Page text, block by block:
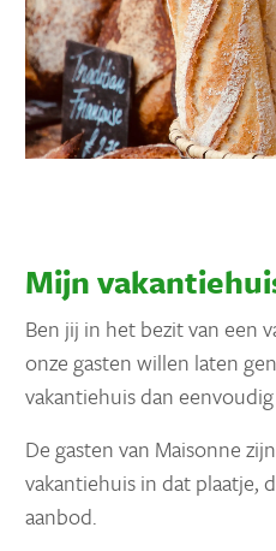
Mijn
Ben jij in het bezit van een
onze gasten willen laten
vakantiehuis dan
De gasten van Maisonne
vakantiehuis in dat plaatje,
aanbod.